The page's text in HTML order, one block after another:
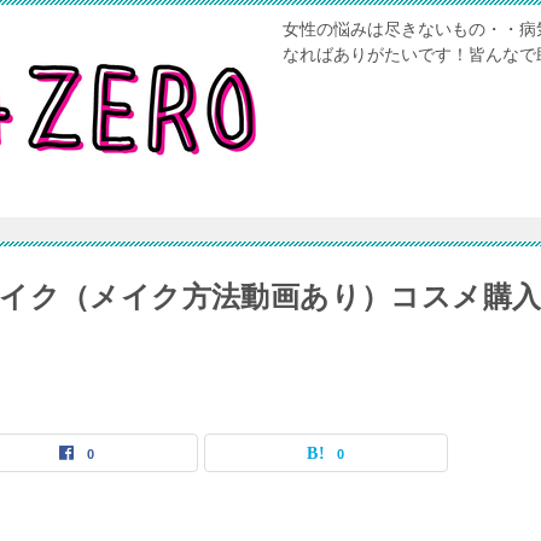
女性の悩みは尽きないもの・・
なればありがたいです！皆んな
ク（メイク方法動画あり）コスメ購入
0 0